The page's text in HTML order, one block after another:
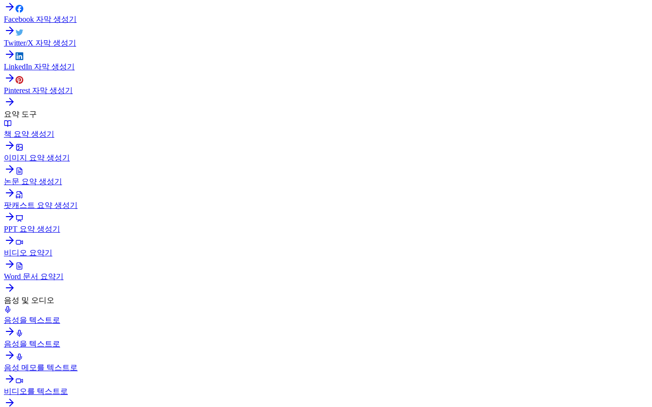
Facebook 자막 생성기
Twitter/X 자막 생성기
LinkedIn 자막 생성기
Pinterest 자막 생성기
요약 도구
책 요약 생성기
이미지 요약 생성기
논문 요약 생성기
팟캐스트 요약 생성기
PPT 요약 생성기
비디오 요약기
Word 문서 요약기
음성 및 오디오
음성을 텍스트로
음성을 텍스트로
음성 메모를 텍스트로
비디오를 텍스트로